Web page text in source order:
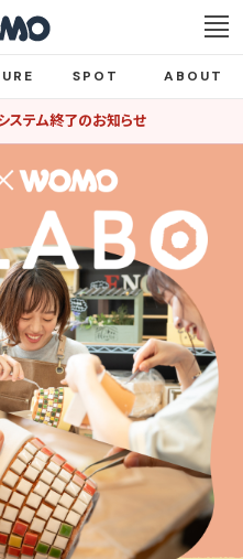
SPOT ABOUT
ステム終了のお知らせ